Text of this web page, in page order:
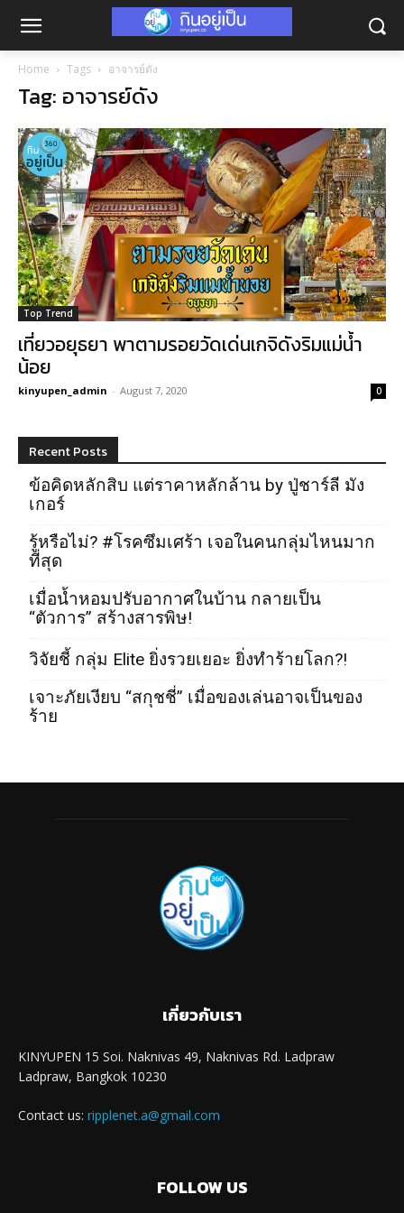
Home Tags อาจารย์ดัง
Tag: อาจารย์ดัง
Top Trend
เที่ยวอยุธยา พาตามรอยวัดเด่นเกจิดังริมแม่น้ำ
น้อย
kinyupen_admin - August 7, 2020 0
Recent Posts
ข้อคิดหลักสิบ แต่ราคาหลักล้าน by ปู่ชาร์ลี มัง
เกอร์
รู้หรือไม่? #โรคซึมเศร้า เจอในคนกลุ่มไหนมาก
ที่สุด
เมื่อน้ำหอมปรับอากาศในบ้าน กลายเป็น
“ตัวการ” สร้างสารพิษ!
วิจัยชี้ กลุ่ม Elite ยิ่งรวยเยอะ ยิ่งทำร้ายโลก?!
เจาะภัยเงียบ “สกุชชี่” เมื่อของเล่นอาจเป็นของ
ร้าย
เกี่ยวกับเรา
KINYUPEN 15 Soi. Naknivas 49, Naknivas Rd. Ladpraw
Ladpraw, Bangkok 10230
Contact us: ripplenet.a@gmail.com
FOLLOW US